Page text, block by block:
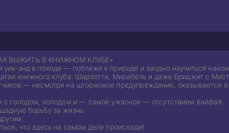
ВЫЖИТЬ В КНИЖНОМ КЛУБЕ»
энд в походе — поближе к природе и заодно научиться
книжного клуба: Шарлотта, Мирабель и даже Бриджит с
— несмотря на штормовое предупреждение, оказывается
с голодом, холодом и — самое ужасное — отсутствием вайфая.
борьбу за жизнь.
что здесь на самом деле происходит.